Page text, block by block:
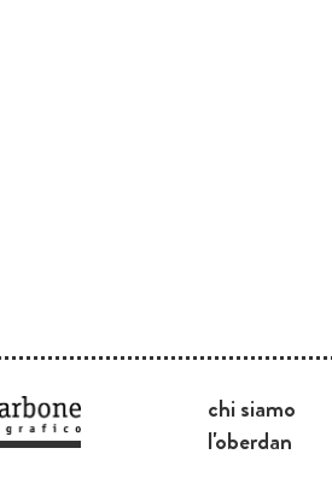
chi siamo
l'oberdan